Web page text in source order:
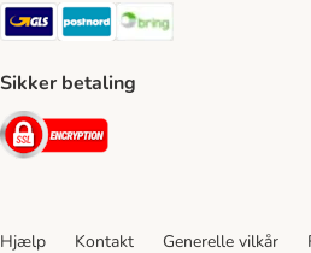
GLS Shipping Method
Postnord Shipping Method
Sikker betaling
Security
Hjælp Kontakt Generelle vilkår